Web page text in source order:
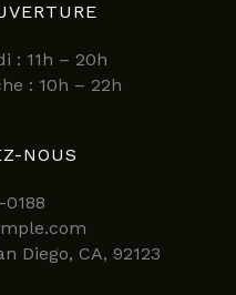
: 11h – 20h
: 10h – 22h
NOUS
Diego, CA, 92123